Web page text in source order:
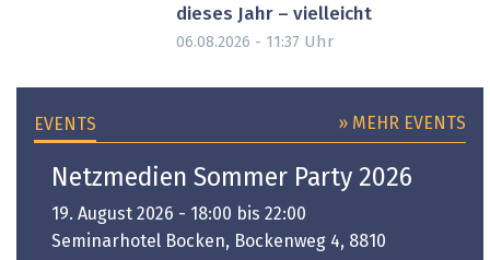
dieses Jahr – vielleicht
06.08.2026 - 11:37 Uhr
EVENTS » MEHR EVENTS
Netzmedien Sommer Party 2026
19. August 2026 - 18:00 bis 22:00
Seminarhotel Bocken, Bockenweg 4, 8810